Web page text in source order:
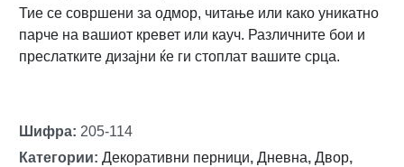
Тие се совршени за одмор, читање или како уникатно
парче на вашиот кревет или кауч. Различните бои и
преслатките дизајни ќе ги стоплат вашите срца.
Шифра: 205-114
Категории: Декоративни перници, Дневна, Двор,